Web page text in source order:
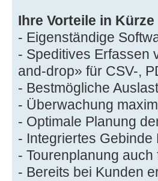
Ihre Vorteile in Kürze
- Eigenständige
- Speditives Erfassen
and-drop» für CSV-,
- Bestmögliche
- Überwachung
- Optimale Planung
- Integriertes Gebinde
- Tourenplanung
- Bereits bei Kunden